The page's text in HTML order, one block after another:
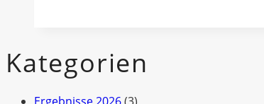
2026
Kategorien